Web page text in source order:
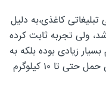
کاغذی،به دلیل
ولی تجربه ثابت کرده
زیادی بوده بلکه به
دلیل داشتن روکش سلفونی توان و امکان حمل حتی تا ۱۰ کیلوگرم